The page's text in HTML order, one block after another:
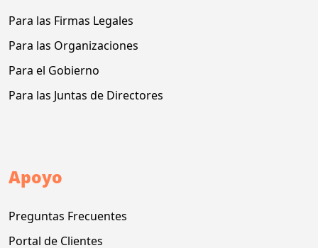
Para las Firmas Legales
Para las Organizaciones
Para el Gobierno
Para las Juntas de Directores
Apoyo
Preguntas Frecuentes
Portal de Clientes